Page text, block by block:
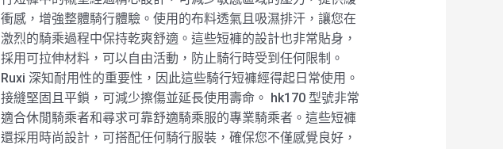
衝感，增強整體騎行體驗。使用的布料透氣且吸濕排汗，讓您在
激烈的騎乘過程中保持乾爽舒適。這些短褲的設計也非常貼身，
採用可拉伸材料，可以自由活動，防止騎行時受到任何限制。
Ruxi 深知耐用性的重要性，因此這些騎行短褲經得起日常使用。
接縫堅固且平鎖，可減少擦傷並延長使用壽命。 hk170 型號非常
適合休閒騎乘者和尋求可靠舒適騎乘服的專業騎乘者。這些短褲
還採用時尚設計，可搭配任何騎行服裝，確保您不僅感覺良好，